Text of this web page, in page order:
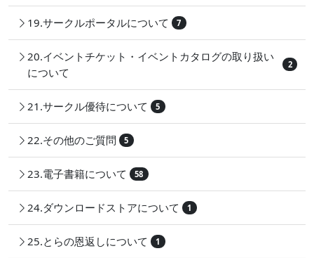
19.サークルポータルについて 7
20.イベントチケット・イベントカタログの取り扱い
について
2
21.サークル優待について 5
22.その他のご質問 5
23.電子書籍について 58
24.ダウンロードストアについて 1
25.とらの恩返しについて 1